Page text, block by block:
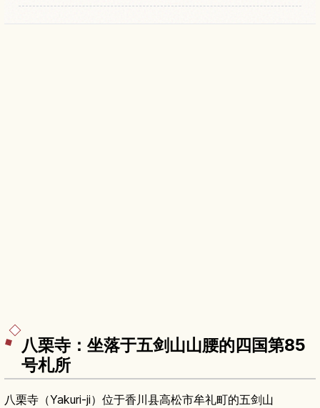
八栗寺：坐落于五剑山山腰的四国第85
号札所
八栗寺（Yakuri-ji）位于香川县高松市牟礼町的五剑山